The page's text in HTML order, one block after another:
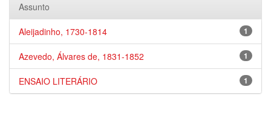
Assunto
1
Aleijadinho, 1730-1814
1
Azevedo, Álvares de, 1831-1852
1
ENSAIO LITERÁRIO